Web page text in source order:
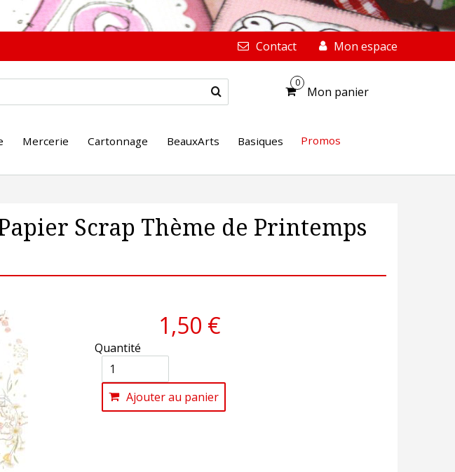
Contact Mon espace
0
Mon panier
Mercerie Cartonnage BeauxArts Basiques
Promos
Scrap Thème de Printemps
1,50 €
Quantité
Ajouter au panier